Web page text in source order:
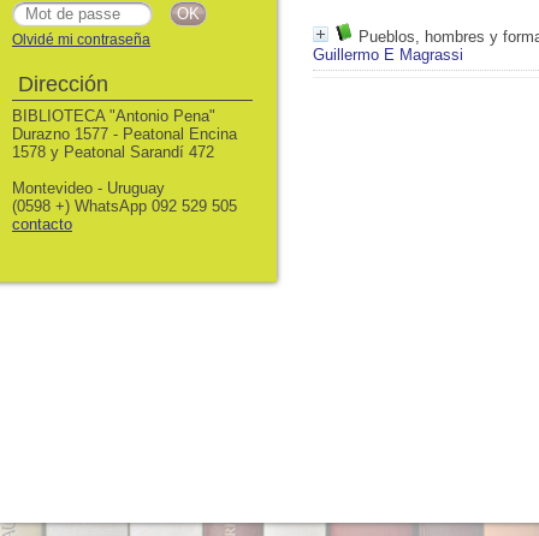
Pueblos, hombres y
Guillermo E Magrassi
Olvidé mi contraseña
Dirección
BIBLIOTECA "Antonio Pena"
Durazno 1577 - Peatonal Encina
1578 y Peatonal Sarandí 472
Montevideo - Uruguay
(0598 +) WhatsApp 092 529 505
contacto